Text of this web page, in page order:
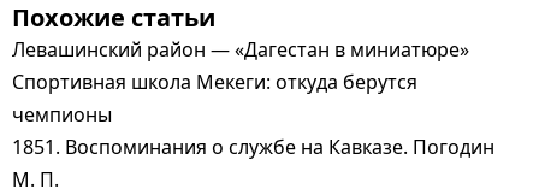
Похожие статьи
Левашинский район — «Дагестан в миниатюре»
Спортивная школа Мекеги: откуда берутся
чемпионы
1851. Воспоминания о службе на Кавказе. Погодин
М. П.